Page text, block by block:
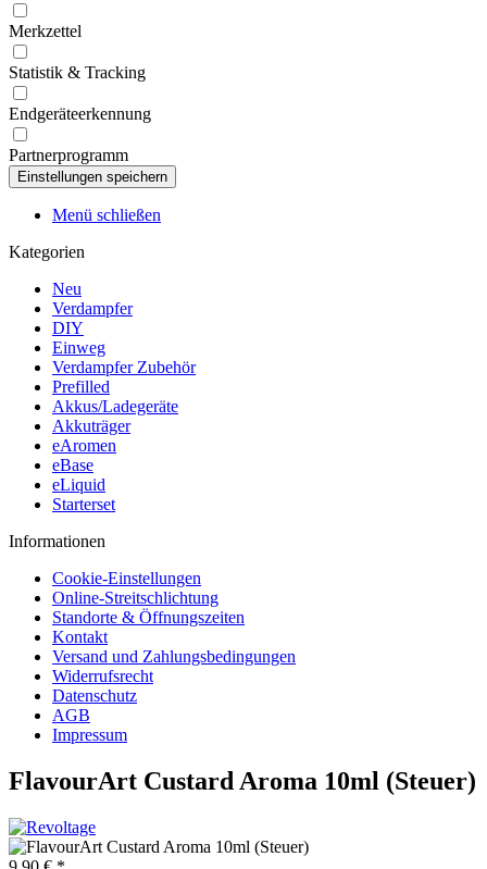
Merkzettel
Statistik & Tracking
Endgeräteerkennung
Partnerprogramm
Menü schließen
Kategorien
Neu
Verdampfer
DIY
Einweg
Verdampfer Zubehör
Prefilled
Akkus/Ladegeräte
Akkuträger
eAromen
eBase
eLiquid
Starterset
Informationen
Cookie-Einstellungen
Online-Streitschlichtung
Standorte & Öffnungszeiten
Kontakt
Versand und Zahlungsbedingungen
Widerrufsrecht
Datenschutz
AGB
Impressum
FlavourArt Custard Aroma 10ml (Steuer)